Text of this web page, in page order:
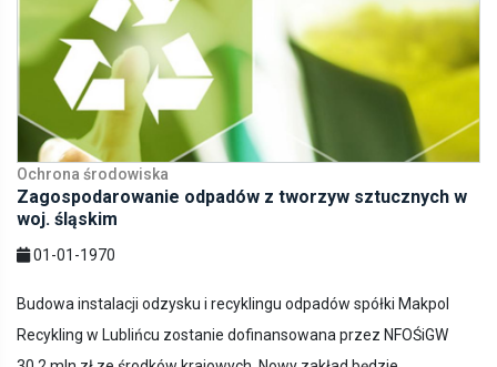
Ochrona środowiska
Zagospodarowanie odpadów z tworzyw sztucznych w
woj. śląskim
01-01-1970
Budowa instalacji odzysku i recyklingu odpadów spółki Makpol
Recykling w Lublińcu zostanie dofinansowana przez NFOŚiGW